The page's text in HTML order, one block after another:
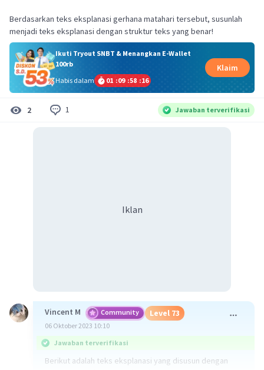
Berdasarkan teks eksplanasi gerhana matahari tersebut, susunlah
menjadi teks eksplanasi dengan struktur teks yang benar!
Ikuti Tryout SNBT & Menangkan E-Wallet
100rb
Habis dalam
01 :09 :58 :16
Klaim
2 1 Jawaban terverifikasi
Iklan
Vincent M Community Level 73
06 Oktober 2023 10:10
Jawaban terverifikasi
Berikut adalah teks eksplanasi yang disusun dengan